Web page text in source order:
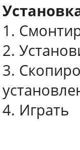
1.
2.
3.
4. Играть